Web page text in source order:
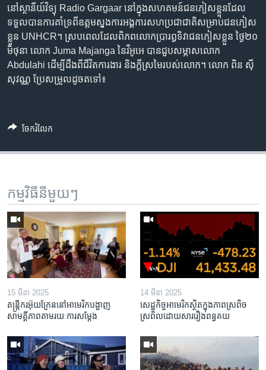
រកនៅ​ស្ថានីយ៍​វិទ្យុ ​Radio ​Gargaar​ នៅ​ក្នុង​សហគមន៍​ជន​ភៀស​ខ្លួន​ដែល​
ទទួល​បាន​ការ​គាំទ្រ​ពី​ឧត្តម​ស្នងការ​អង្គការ​សហប្រជាជាតិ​សម្រាប់​ជនភៀស
ខ្លួន​ UNHCR។ ​ស្រប​ពេល​ដែល​ពិភព​លោក​ប្រារព្ធ​ទិវា​ជនភៀស​ខ្លួន ថ្ងៃ​​២០​
មិថុនា ​លោក ​Juma Majanga ​នៃ​វីអូអេ បានជួប​សម្ភាស​លោក ​
Abdulahi ​ដើម្បី​ដឹង​ពី​ជីវិត​ការងារ ​និង​ក្ដី​ស្រមៃ​របស់​លោក។​ លោក ពិន ស៊ី
សុវណ្ណ​ ប្រែសម្រួល​ដូច​ត​ទៅ៖
ចែករំលែក
កម្មវិធី​នីមួយៗ
15 មីនា 2025
តន្ត្រីករ​អ៊ុយក្រែន​នៅ​អាមេរិក​បង្ហាញ​
សាមគ្គីភាព​តាម​រយៈ​ការសម្តែង
14 មីនា 2025
សេដ្ឋកិច្ច​អាមេរិក​ស្ថិត​ក្នុង​ភាពស្រពិច
ស្រពិល​ដោយសារ​រឿង​ពន្ធគយ